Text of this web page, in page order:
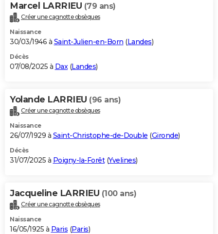
Marcel LARRIEU (79 ans)
Créer une cagnotte obsèques
Naissance
30/03/1946 à Saint-Julien-en-Born (Landes)
Décès
07/08/2025 à Dax(Landes)
Yolande LARRIEU (96 ans)
Créer une cagnotte obsèques
Naissance
26/07/1929 à Saint-Christophe-de-Double (Gironde)
Décès
31/07/2025 à Poigny-la-Forêt(Yvelines)
Jacqueline LARRIEU (100 ans)
Créer une cagnotte obsèques
Naissance
16/05/1925 à Paris (Paris)